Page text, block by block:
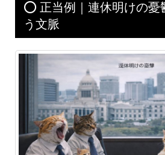
⭕ 正当例｜連休明けの憂
う文脈